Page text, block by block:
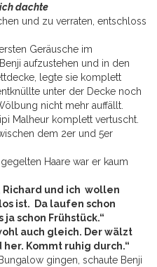
dachte
und zu verraten, entschloss
Geräusche im
aufzustehen und in den
legte sie komplett
unter der Decke noch
nicht mehr auffällt.
Malheur komplett vertuscht.
dem 2er und 5er
Haare war er kaum
Richard und ich wollen
ist. Da laufen schon
schon Frühstück.“
auch gleich. Der wälzt
Kommt ruhig durch.“
gingen, schaute Benji